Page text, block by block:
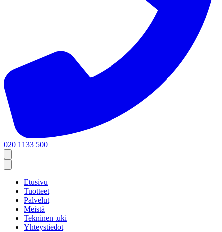
020 1133 500
Etusivu
Tuotteet
Palvelut
Meistä
Tekninen tuki
Yhteystiedot